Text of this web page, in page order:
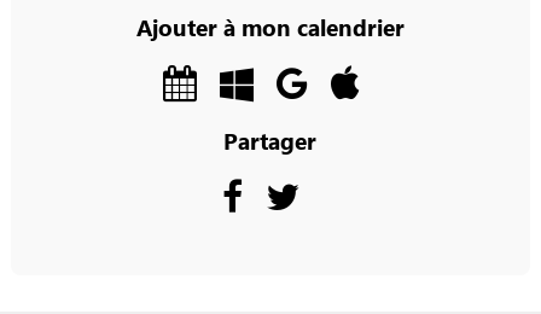
Ajouter à mon calendrier
Partager